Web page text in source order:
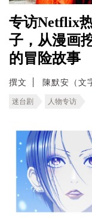
专访Netflix
子，从漫画
的冒险故事
撰文 陳默安（文
迷台剧 人物专访